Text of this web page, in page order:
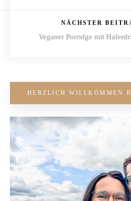
NÄCHSTER
Veganer Porridge mit
HERZLICH WILLKOMMEN